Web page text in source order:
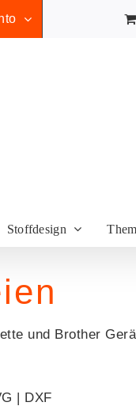
Stoffdesign
und Brother
| DXF